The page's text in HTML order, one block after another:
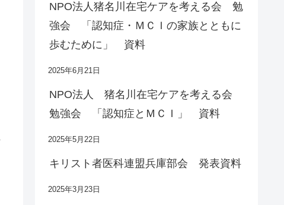
NPO法人猪名川在宅ケアを考える会 勉
強会 「認知症・ＭＣＩの家族とともに
歩むために」 資料
2025年6月21日
NPO法人 猪名川在宅ケアを考える会
勉強会 「認知症とＭＣＩ」 資料
2025年5月22日
キリスト者医科連盟兵庫部会 発表資料
2025年3月23日